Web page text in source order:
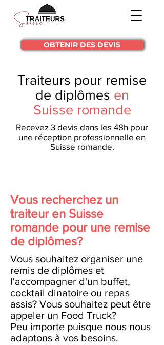
OBTENIR DES DEVIS
Traiteurs pour remise
de diplômes en
Suisse romande
Recevez 3 devis dans les 48h pour
une réception professionnelle en
Suisse romande.
Vous recherchez un
traiteur en Suisse
romande pour une remise
de diplômes?
Vous souhaitez organiser une
remis de diplômes et
l'accompagner d'un buffet,
cocktail dinatoire ou repas
assis? Vous souhaitez peut être
appeler un Food Truck?
Peu importe puisque nous nous
adaptons à vos besoins.